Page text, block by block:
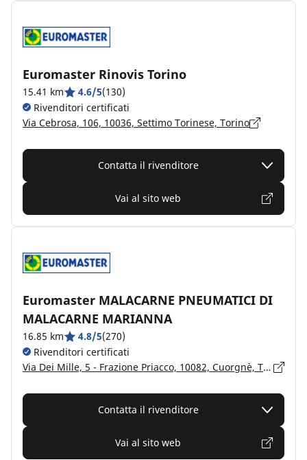
Euromaster Rinovis Torino
15.41 km 4.6/5(130)
Rivenditori certificati
Via Cebrosa, 106, 10036, Settimo Torinese, Torino
Contatta il rivenditore
Vai al sito web
Euromaster MALACARNE PNEUMATICI DI
MALACARNE MARIANNA
16.85 km 4.8/5(270)
Rivenditori certificati
Via Dei Mille, 5 - Frazione Priacco, 10082, Cuorgnè, Torino
Contatta il rivenditore
Vai al sito web